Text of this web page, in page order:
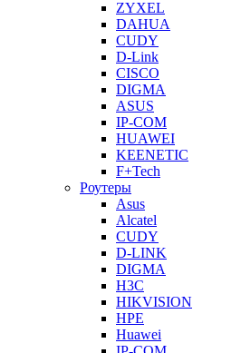
ZYXEL
DAHUA
CUDY
D-Link
CISCO
DIGMA
ASUS
IP-COM
HUAWEI
KEENETIC
F+Tech
Роутеры
Asus
Alcatel
CUDY
D-LINK
DIGMA
H3C
HIKVISION
HPE
Huawei